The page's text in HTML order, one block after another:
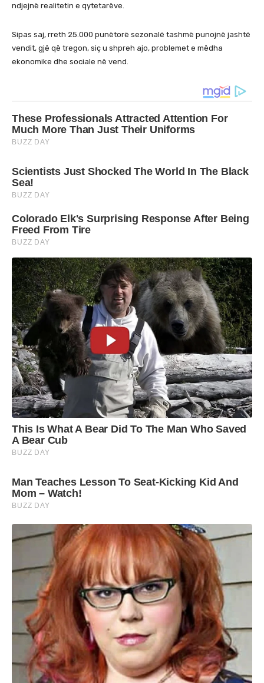
ndjejnë realitetin e qytetarëve.
Sipas saj, rreth 25.000 punëtorë sezonalë tashmë punojnë jashtë
vendit, gjë që tregon, siç u shpreh ajo, problemet e mëdha
ekonomike dhe sociale në vend.